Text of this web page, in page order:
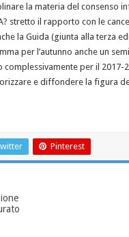
la materia del consenso
stretto il rapporto con le
la Guida (giunta alla terza
per l’autunno anche un
per il 2017-
e diffondere la figura
Pinterest